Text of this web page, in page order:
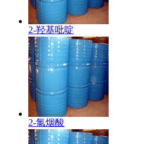
2-羟基吡啶
2-氯烟酸